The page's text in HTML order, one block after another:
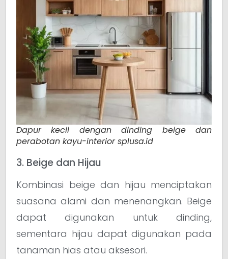
Dapur kecil dengan dinding beige dan
perabotan kayu-interior splusa.id
3. Beige dan Hijau
Kombinasi beige dan hijau menciptakan
suasana alami dan menenangkan. Beige
dapat digunakan untuk dinding,
sementara hijau dapat digunakan pada
tanaman hias atau aksesori.